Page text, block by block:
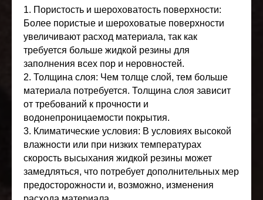
1. Пористость и шероховатость поверхности:
Более пористые и шероховатые поверхности
увеличивают расход материала, так как
требуется больше жидкой резины для
заполнения всех пор и неровностей.
2. Толщина слоя: Чем толще слой, тем больше
материала потребуется. Толщина слоя зависит
от требований к прочности и
водонепроницаемости покрытия.
3. Климатические условия: В условиях высокой
влажности или при низких температурах
скорость высыхания жидкой резины может
замедляться, что потребует дополнительных мер
предосторожности и, возможно, изменения